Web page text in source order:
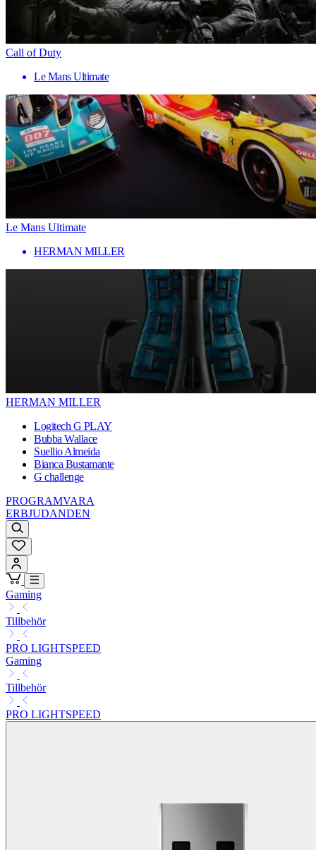
Call of Duty
Le Mans Ultimate
Le Mans Ultimate
HERMAN MILLER
HERMAN MILLER
Logitech G PLAY
Bubba Wallace
Suellio Almeida
Bianca Bustamante
G challenge
PROGRAMVARA
ERBJUDANDEN
Gaming
Tillbehör
PRO LIGHTSPEED
Gaming
Tillbehör
PRO LIGHTSPEED